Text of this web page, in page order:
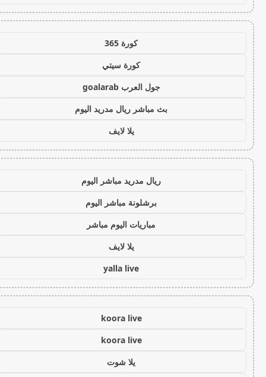
كورة 365
كورة سيتي
جول العرب goalarab
بث مباشر ريال مدريد اليوم
يلا لايف
ريال مدريد مباشر اليوم
برشلونة مباشر اليوم
مباريات اليوم مباشر
يلا لايف
yalla live
koora live
koora live
يلا شوت